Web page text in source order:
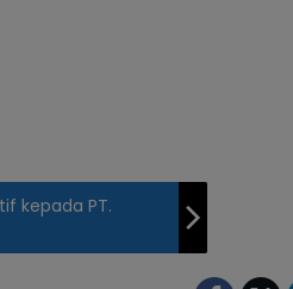
kepada PT.